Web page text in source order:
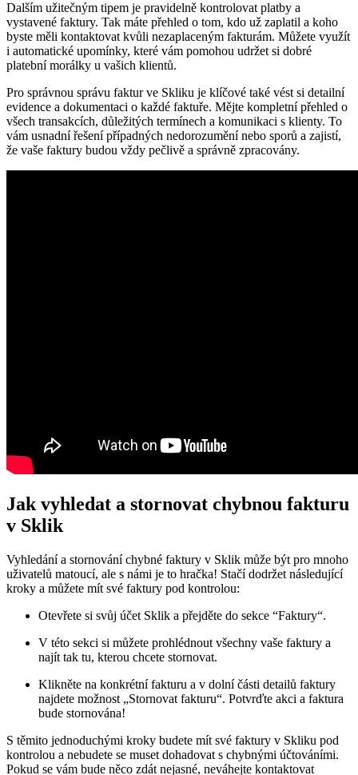
Dalším užitečným tipem⁤ je pravidelně ‌kontrolovat platby⁣ a
⁤vystavené faktury. Tak máte přehled o‍ tom, kdo už zaplatil‍ a koho
byste měli ‍kontaktovat kvůli nezaplaceným fakturám. Můžete využít
i automatické upomínky, které vám pomohou udržet si dobré
platební ⁤morálky u vašich klientů.
Pro správnou správu faktur ve Skliku⁢ je​ klíčové⁤ také vést si detailní
evidence a dokumentaci o každé⁤ faktuře. Mějte kompletní přehled o
⁤všech transakcích, důležitých ⁢termínech a komunikaci s klienty. To‍
vám usnadní řešení případných nedorozumění nebo sporů⁣ a zajistí,
⁢že vaše faktury budou vždy pečlivě a správně zpracovány.
Jak vyhledat a stornovat⁣ chybnou fakturu
v Sklik
Vyhledání a stornování chybné faktury v Sklik může být pro ‌mnoho
uživatelů matoucí, ale s námi je to hračka! Stačí ⁢dodržet ⁣následující
kroky a ‍můžete mít své faktury ‍pod kontrolou:
Otevřete ⁤si svůj účet Sklik a přejděte do sekce ⁣“Faktury“.
V této‍ sekci si můžete prohlédnout všechny vaše faktury a
⁤najít tak tu, kterou ‍chcete stornovat.
Klikněte na konkrétní fakturu a v dolní části detailů faktury
⁤najdete možnost „Stornovat fakturu“. Potvrďte akci ​a faktura
bude stornována!
S těmito jednoduchými kroky budete‍ mít své faktury v Skliku pod
kontrolou a nebudete se muset dohadovat s ⁤chybnými účtováními.
Pokud se vám bude něco zdát nejasné, neváhejte kontaktovat